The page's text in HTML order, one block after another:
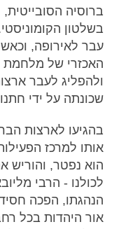
ברוסיה
בשלטון
עבר לאירופה,
האכזרי של מלחמת
ולהפליג לעבר
שכונתה על ידי
אותו למרכז
הוא נפטר, והוריש
לכולנו - הרבי
הנהגתו, הפכה
אור היהדות בכל